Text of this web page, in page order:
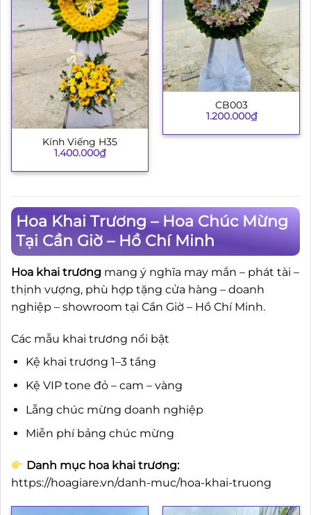
Kính Viếng H35
1.400.000₫
CB003
1.200.000₫
Hoa Khai Trương – Hoa Chúc Mừng
Tại Cần Giờ – Hồ Chí Minh
Hoa khai trương mang ý nghĩa may mắn – phát tài –
thịnh vượng, phù hợp tặng cửa hàng – doanh
nghiệp – showroom tại Cần Giờ – Hồ Chí Minh.
Các mẫu khai trương nổi bật
Kệ khai trương 1–3 tầng
Kệ VIP tone đỏ – cam – vàng
Lẵng chúc mừng doanh nghiệp
Miễn phí bảng chúc mừng
Danh mục hoa khai trương:
https://hoagiare.vn/danh-muc/hoa-khai-truong